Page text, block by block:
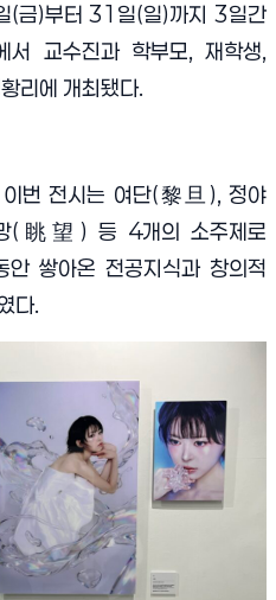
(금)부터 31일(일)까지 3일간
교수진과 학부모, 재학생,
리에 개최됐다.
번 전시는 여단(黎旦), 정야
眺望) 등 4개의 소주제로
쌓아온 전공지식과 창의적
다.